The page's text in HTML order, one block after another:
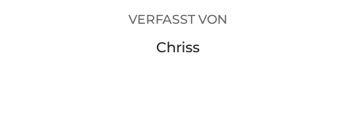
VERFASST VON
Chriss